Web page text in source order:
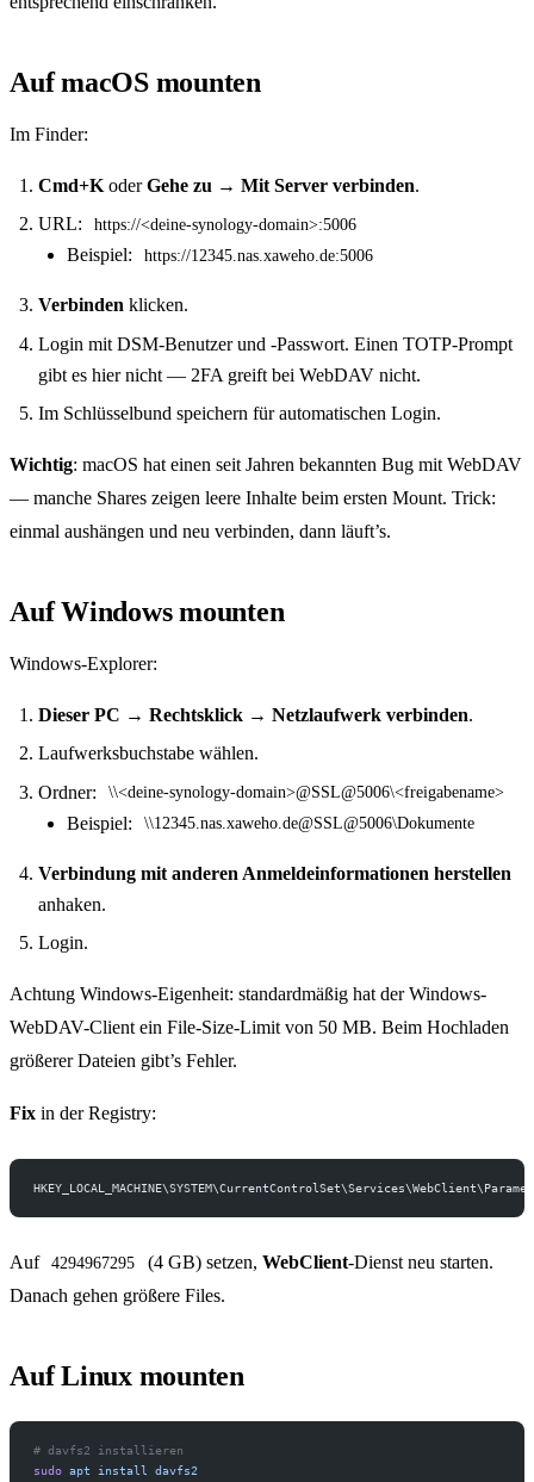
Auf macOS mounten
Im Finder:
Cmd+K oderGehe zu → Mit Server verbinden.
URL:
https://<deine-synology-domain>:5006
Beispiel: https://12345.nas.xaweho.de:5006
Verbinden klicken.
Login mit DSM-Benutzer und -Passwort. Einen TOTP-Prompt
gibt es hier nicht — 2FA greift bei WebDAV nicht.
Im Schlüsselbund speichern für automatischen Login.
Wichtig: macOS hat einen seit Jahren bekannten Bug mit WebDAV
— manche Shares zeigen leere Inhalte beim ersten Mount. Trick:
einmal aushängen und neu verbinden, dann läuft’s.
Auf Windows mounten
Windows-Explorer:
Dieser PC → Rechtsklick → Netzlaufwerk verbinden.
Laufwerksbuchstabe wählen.
Ordner:
\\<deine-synology-domain>@SSL@5006\<freigabename>
Beispiel: \\12345.nas.xaweho.de@SSL@5006\Dokumente
Verbindung mit anderen Anmeldeinformationen herstellen
anhaken.
Login.
Achtung Windows-Eigenheit: standardmäßig hat der Windows-
WebDAV-Client ein File-Size-Limit von 50 MB. Beim Hochladen
größerer Dateien gibt’s Fehler.
Fix in der Registry:
Auf 4294967295 (4 GB) setzen, WebClient-Dienst neu starten.
Danach gehen größere Files.
Auf Linux mounten
# davfs2 installieren
sudo apt install davfs2